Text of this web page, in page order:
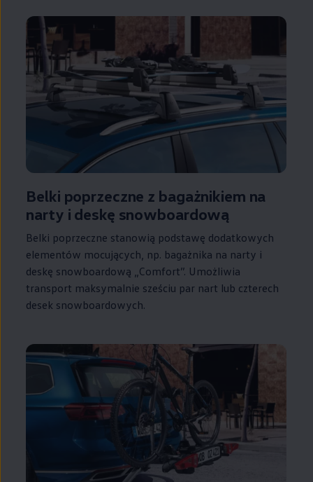
Belki poprzeczne z bagażnikiem na
narty i deskę snowboardową
Belki poprzeczne stanowią podstawę dodatkowych
elementów mocujących, np. bagażnika na narty i
deskę snowboardową „Comfort”. Umożliwia
transport maksymalnie sześciu par nart lub czterech
desek snowboardowych.